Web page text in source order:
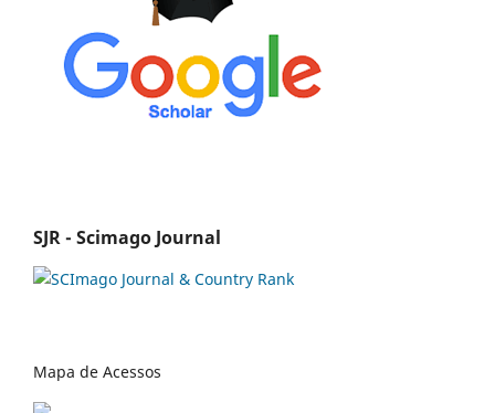
SJR - Scimago Journal
Mapa de Acessos